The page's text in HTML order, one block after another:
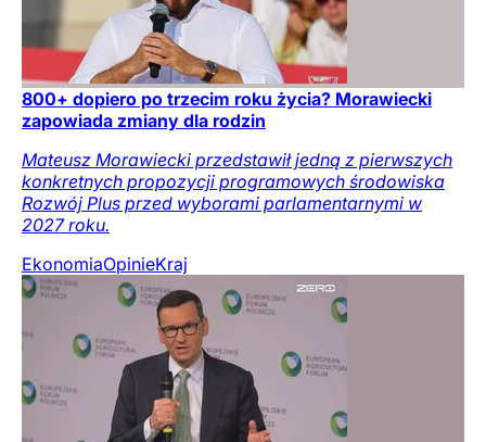
800+ dopiero po trzecim roku życia? Morawiecki
zapowiada zmiany dla rodzin
Mateusz Morawiecki przedstawił jedną z pierwszych
konkretnych propozycji programowych środowiska
Rozwój Plus przed wyborami parlamentarnymi w
2027 roku.
EkonomiaOpinieKraj